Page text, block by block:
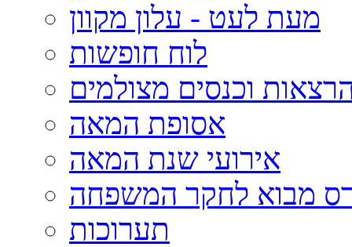
מעת לעט - עלון מקוון
לוח חופשות
וכנסים מצולמים
אסופת המאה
אירועי שנת המאה
מבוא לחקר המשפחה
תערוכות